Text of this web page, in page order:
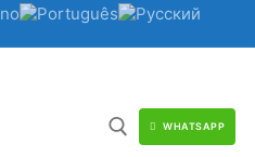
WHATSAPP